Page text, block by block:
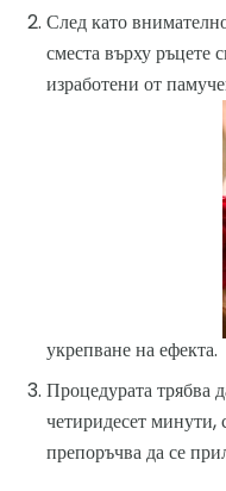
След като
сместа върху ръцете
изработени от
укрепване на ефекта.
Процедурата трябва
четиридесет
препоръчва да се